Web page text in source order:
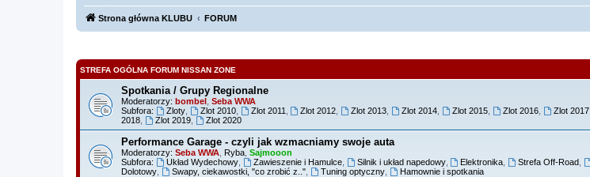
Strona główna KLUBU FORUM
STREFA OGÓLNA FORUM NISSAN ZONE
Spotkania / Grupy Regionalne
Moderatorzy: bombel Seba WWA
Subfora:
Zloty, Zlot 2010, Zlot 2011 Zlot 2012 Zlot 2013 Zlot 2014 Zlot 2015, Zlot 2016, Zlot 2017,
2018
Zlot 2019, Zlot 2020
Performance Garage - czyli jak wzmacniamy swoje auta
Moderatorzy: Seba WWA Ryba Sajmooon
Subfora:
Układ Wydechowy, Zawieszenie i Hamulce, Silnik i układ napedowy, Elektronika Strefa Off-Road
Dolotowy
Swapy, ciekawostki, "co zrobić z..", Tuning optyczny, Hamownie i spotkania